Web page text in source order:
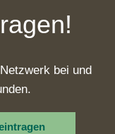
bei und